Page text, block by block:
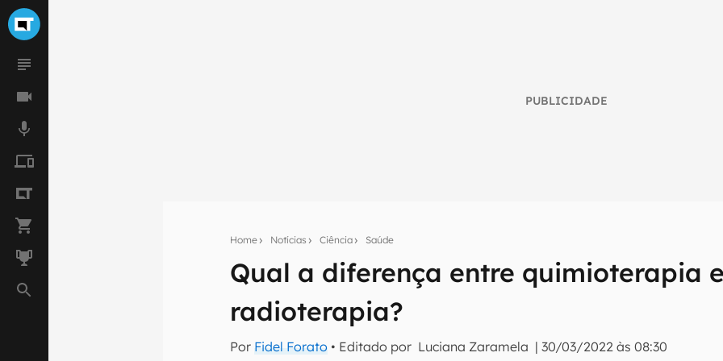
PUBLICIDADE
Home Notícias Ciência Saúde
Qual a diferença entre quimioterapia e
radioterapia?
Por Fidel Forato • Editado por Luciana Zaramela |30/03/2022 às 08:30
Seu resumo inteligente do mundo tech!
Assine a newsletter do Canaltech e receba notícias e reviews sobre tecnologia